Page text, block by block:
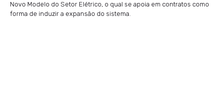
Novo Modelo do Setor Elétrico, o qual se apoia em contratos como
forma de induzir a expansão do sistema.